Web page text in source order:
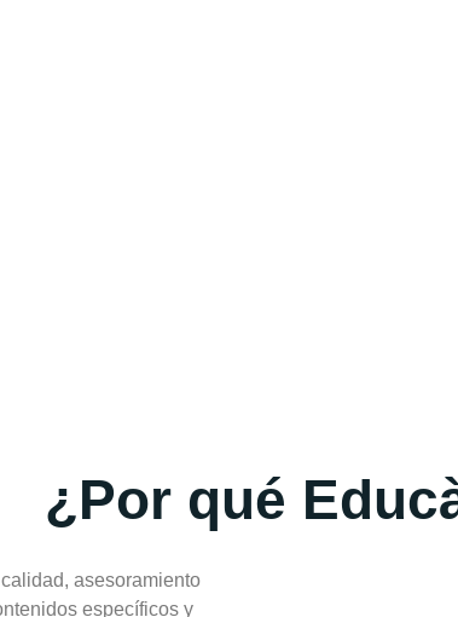
¿Por qué
asesoramiento
específicos y